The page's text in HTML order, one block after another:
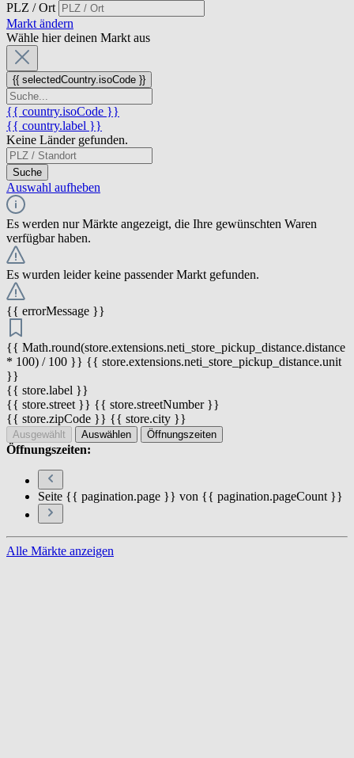
PLZ / Ort
Markt ändern
Wähle hier deinen Markt aus
{{ selectedCountry.isoCode }}
{{ country.isoCode }}
{{ country.label }}
Keine Länder gefunden.
Suche
Auswahl aufheben
Es werden nur Märkte angezeigt, die Ihre gewünschten Waren
verfügbar haben.
Es wurden leider keine passender Markt gefunden.
{{ errorMessage }}
{{ Math.round(store.extensions.neti_store_pickup_distance.distance
* 100) / 100 }} {{ store.extensions.neti_store_pickup_distance.unit
}}
{{ store.label }}
{{ store.street }} {{ store.streetNumber }}
{{ store.zipCode }} {{ store.city }}
Ausgewählt Auswählen Öffnungszeiten
Öffnungszeiten:
Seite {{ pagination.page }} von {{ pagination.pageCount }}
Alle Märkte anzeigen